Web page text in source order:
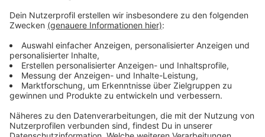
müssen ihren Kreis für eine Abkühlung in einer
Talsperre verlassen. Die Karte gibt es hier:
https://url.nrw/BadeseenErreichbarkeitenNRW
Anzeige